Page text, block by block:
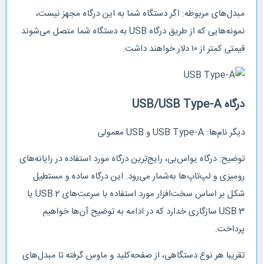
مبدل‌های مربوطه: اگر دستگاه شما به این درگاه مجهز نیست،
نمونه‌هایی که از طریق درگاه USB به دستگاه شما متصل می‌شوند
قیمتی کمتر از ۱۰ دلار خواهند داشت.
درگاه USB/USB Type-A
دیگر نام‌ها: USB Type-A و USB معمولی
توضیح: درگاه یو‌اس‌بی، رایج‌ترین درگاه مورد استفاده در رایانه‌های
رومیزی و لپ‌تاپ‌ها به‌شمار می‌رود. این درگاه ساده و مستطیل
شکل بر اساس سخت‌افزار مورد استفاده با سرعت‌های USB 2 یا
USB 3 سازگاری خدارد که در ادامه به توضیح آن‌ها خواهیم
پرداخت.
تقریبا هر نوع دستگاهی، از صفحه‌کلید و ماوس گرفته تا مبدل‌های